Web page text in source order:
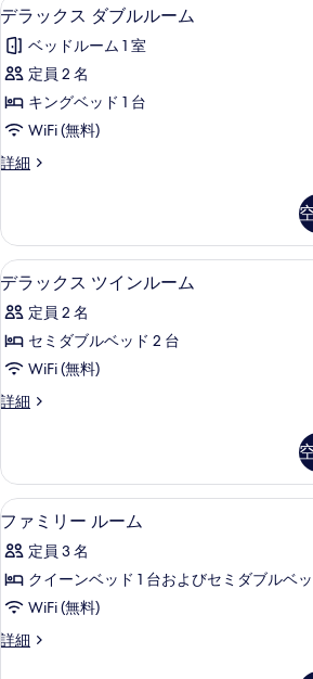
な
客
室
の
り
込
件
ラ
ッ
ク
ス
ブ
ル
ー
ム
の
す
べ
て
真
を
表
示
す
7
デラックス ダブルルーム
ベッドルーム 1 室
定員 2 名
キングベッド 1 台
WiFi (無料)
詳細
デ
ス
ダ
ブ
ル
ー
の
詳
細
デ
ラ
ッ
ク
ツ
ン
ル
ー
ム
の
す
べ
デラック
11
デラックス ツインルーム
定員 2 名
セミダブルベッド 2 台
WiFi (無料)
詳細
デ
ス
ツ
イ
ル
ー
の
詳
細
フ
ァ
ミ
リ
ル
ファミリ
8
ファミリー ルーム
定員 3 名
クイーンベッド 1 台およびセミダブルベッ
WiFi (無料)
詳細
フ